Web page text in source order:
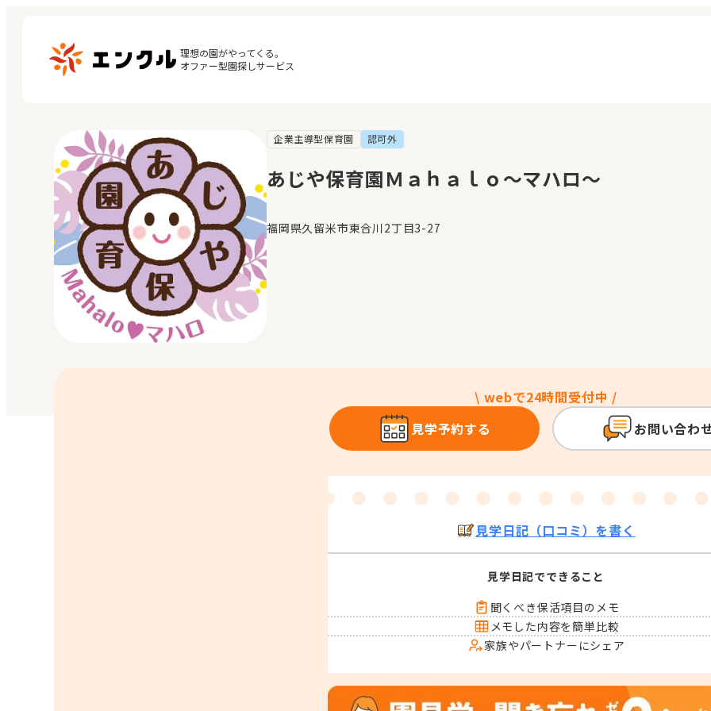
理想の園がやってくる。
オファー型園探しサービス
保育園・幼稚園を探す
地図から探す
地域から探す
マイページ
閲覧履歴
お気に入り
企業主導型保育園 認可外
あじや保育園Ｍａｈａｌｏ〜マハロ〜
福岡県久留米市東合川2丁目3-27
\ webで24時間受付中 /
見学予約する
お問い合わ
見学日記（口コミ）を書く
見学日記でできること
聞くべき保活項目のメモ
メモした内容を簡単比較
家族やパートナーにシェア